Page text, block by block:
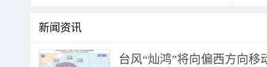
新闻资讯
台风“灿鸿”将向偏西方向移